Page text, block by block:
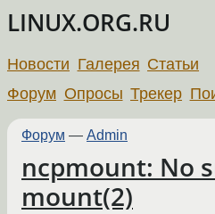
LINUX.ORG.RU
Новости Галерея Статьи
Форум Опросы Трекер
Форум — Admin
ncpmount: No
mount(2)